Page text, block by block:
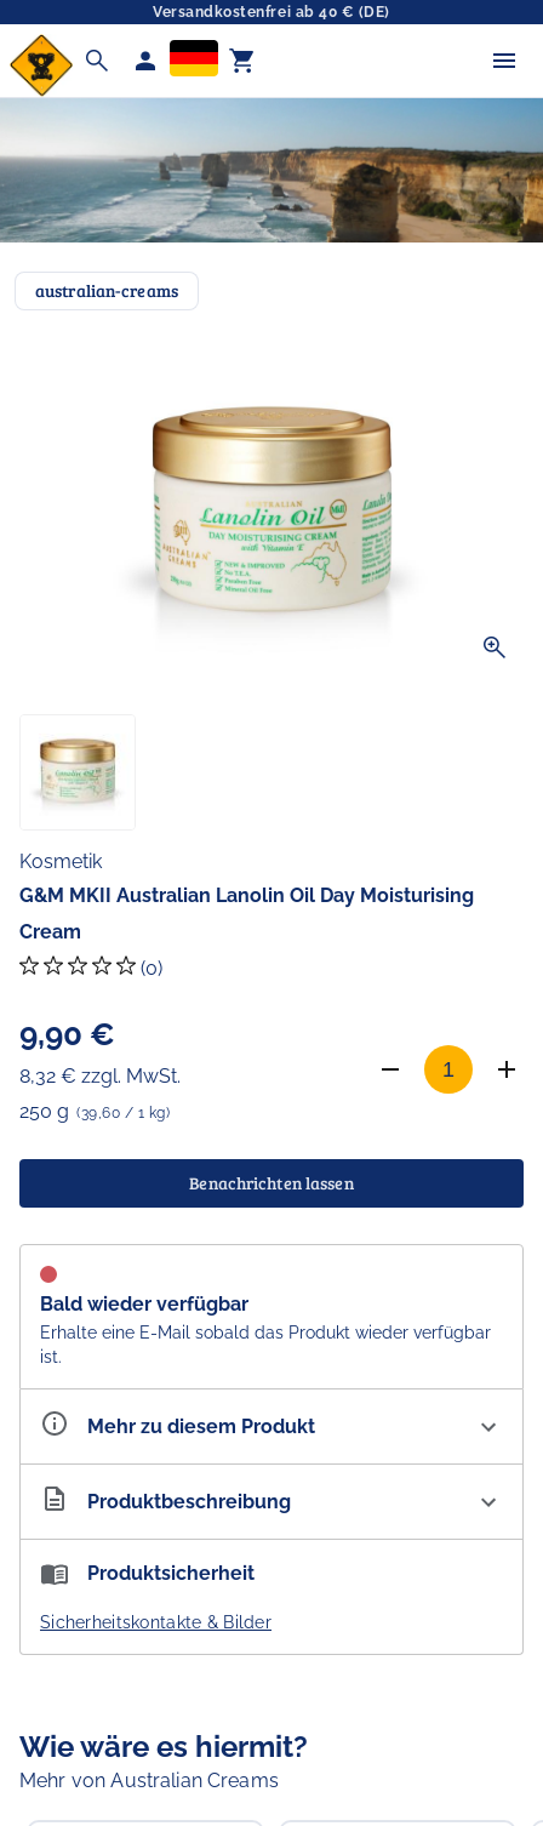
Versandkostenfrei ab 40 € (DE)
search person shopping_cart
australian-creams
zoom_in
Kosmetik
G&M MKII Australian Lanolin Oil Day Moisturising
Cream
(0)
9,90 €
8,32 € zzgl. MwSt.
250 g (39,60 / 1 kg)
Benachrichten lassen
Bald wieder verfügbar
Erhalte eine E-Mail sobald das Produkt wieder verfügbar
ist.
Mehr zu diesem Produkt
Artikelnummer AU300178
Produktbeschreibung
G&M MKII Australian Lanolin Oil Day Moisturising
Feuchtigkeit einzuschließen, so dass sich die Haut von
innen heraus selbst mit Feuchtigkeit versorgen kann.
Produktsicherheit
Sicherheitskontakte & Bilder
Wie wäre es hiermit?
Mehr von Australian Creams